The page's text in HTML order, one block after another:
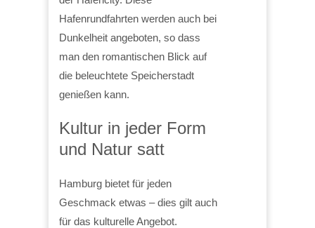
Hafenrundfahrten werden auch bei
Dunkelheit angeboten, so dass
man den romantischen Blick auf
die beleuchtete Speicherstadt
genießen kann.
Kultur in jeder Form
und Natur satt
Hamburg bietet für jeden
Geschmack etwas – dies gilt auch
für das kulturelle Angebot.